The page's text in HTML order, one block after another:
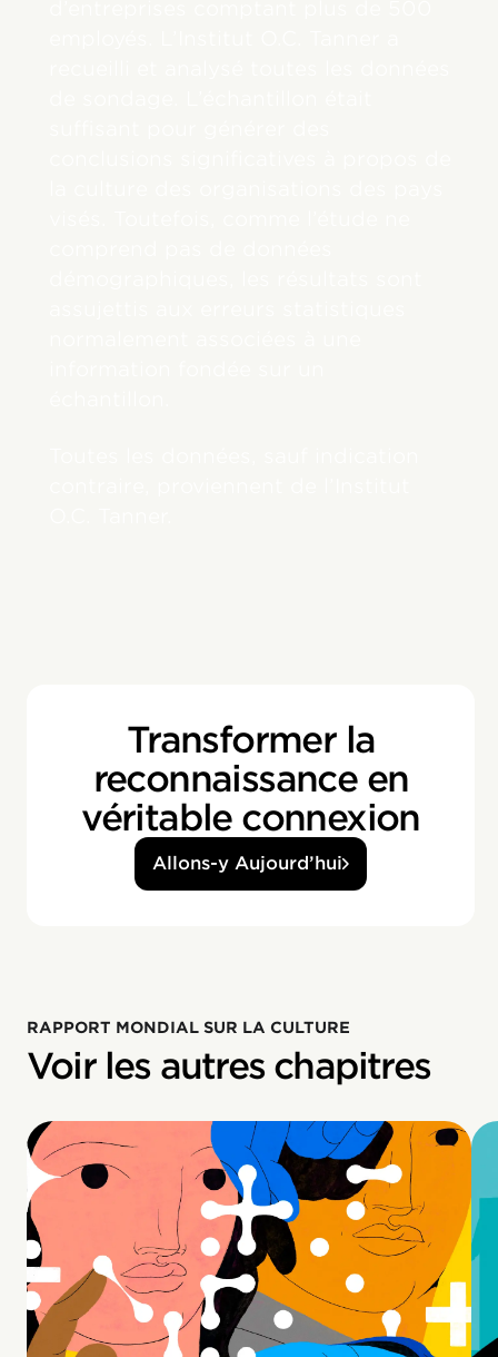
Transformer la
reconnaissance en
véritable connexion
Allons-y Aujourd’hui
RAPPORT MONDIAL SUR LA CULTURE
Voir les autres chapitres